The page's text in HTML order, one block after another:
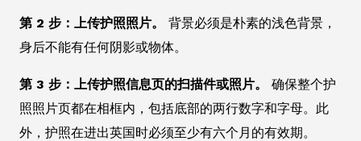
第 2 步：上传护照照片。 背景必须是朴素的浅色背景，
身后不能有任何阴影或物体。
第 3 步：上传护照信息页的扫描件或照片。
确保整个护
照照片页都在相框内，包括底部的两行数字和字母。此
外，护照在进出英国时必须至少有六个月的有效期。